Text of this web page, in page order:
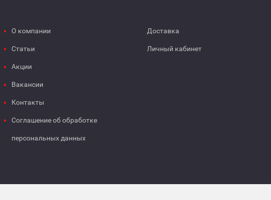
О компании
Статьи
Акции
Вакансии
Контакты
Соглашение об обработке
персональных данных
Доставка
Личный кабинет